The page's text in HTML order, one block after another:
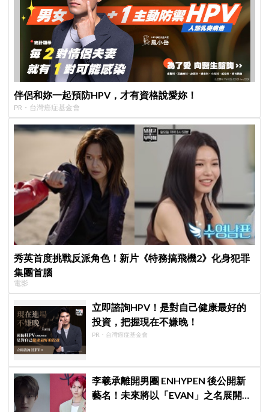
伴侶和妳一起預防HPV，才有資格說愛妳！
PR・台灣癌症基金會
秀英首度挑戰反派角色！新片《特務搞飛機2》化身犯罪
集團首腦
電影
立即諮詢HPV！是對自己健康最好的
投資，把握現在不嫌晚！
PR・台灣癌症基金會
李羲承離開男團 ENHYPEN 後公開新
藝名！未來將以「EVAN」之名展開